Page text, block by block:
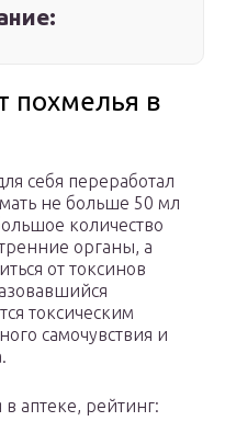
похмелья в
себя переработал
не больше 50 мл
количество
органы, а
от токсинов
токсическим
самочувствия и
в аптеке, рейтинг: